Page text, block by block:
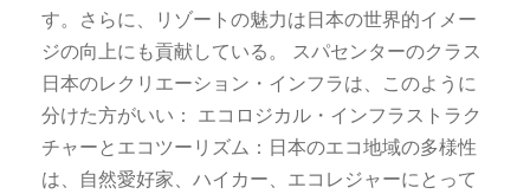
す。さらに、リゾートの魅力は日本の世界的イメー
ジの向上にも貢献している。 スパセンターのクラス
日本のレクリエーション・インフラは、このように
分けた方がいい： エコロジカル・インフラストラク
チャーとエコツーリズム：日本のエコ地域の多様性
は、自然愛好家、ハイカー、エコレジャーにとって